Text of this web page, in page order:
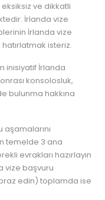
ve dikkatli
İrlanda vize
İrlanda vize
isteriz.
inisiyatif İrlanda
konsolosluk,
bulunma hakkına
temelde 3 ana
evrakları hazırlayın
vize başvuru
edin) toplamda ise